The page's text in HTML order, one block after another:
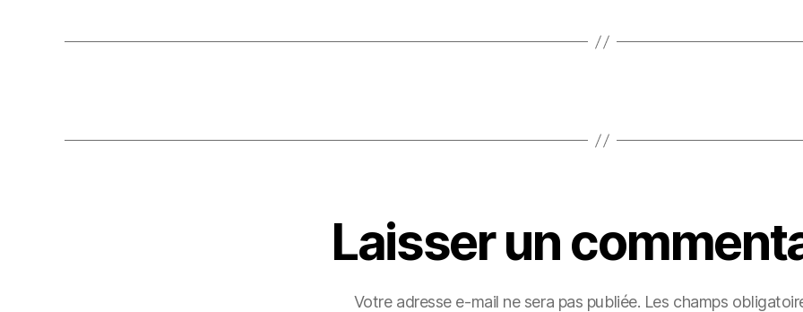
Laisser un
Votre adresse e-mail ne sera pas publiée. Les champs